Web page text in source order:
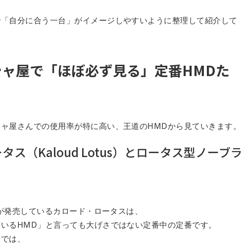
自分に合う一台」がイメージしやすいように整理して紹介して
屋で「ほぼ必ず見る」定番HMDた
屋さんでの使用率が特に高い、王道のHMDから見ていきます。
ス（Kaloud Lotus）とロータス型ノーブラ
売しているカロード・ロータスは、
るHMD」と言っても大げさではない定番中の定番です。
は、